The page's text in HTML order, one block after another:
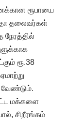
ரூபாயை
தலைவர்கள்
நேரத்தில்
ரூ.38
வேண்டும்.
மக்களை
சிறீரங்கம்